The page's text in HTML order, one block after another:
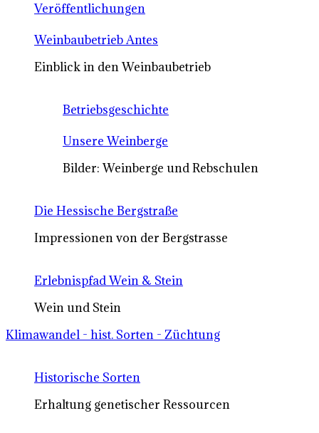
Veröffentlichungen
Weinbaubetrieb Antes
Einblick in den Weinbaubetrieb
Betriebsgeschichte
Unsere Weinberge
Bilder: Weinberge und Rebschulen
Die Hessische Bergstraße
Impressionen von der Bergstrasse
Erlebnispfad Wein & Stein
Wein und Stein
Klimawandel - hist. Sorten - Züchtung
Historische Sorten
Erhaltung genetischer Ressourcen